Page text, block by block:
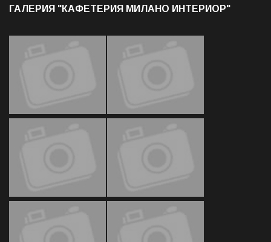
ГАЛЕРИЯ "КАФЕТЕРИЯ МИЛАНО ИНТЕРИОР"